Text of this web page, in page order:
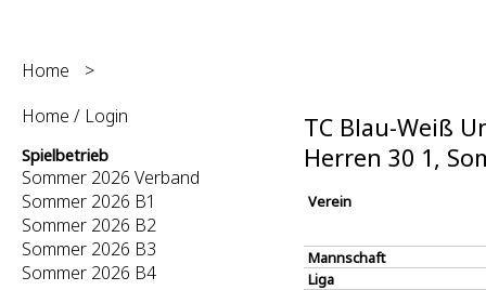
Home
>
Home / Login
Spielbetrieb
Sommer 2026 Verband
Sommer 2026 B1
Sommer 2026 B2
Sommer 2026 B3
Sommer 2026 B4
TC Blau-Weiß
Herren 30 1,
Verein
Mannschaft
Liga